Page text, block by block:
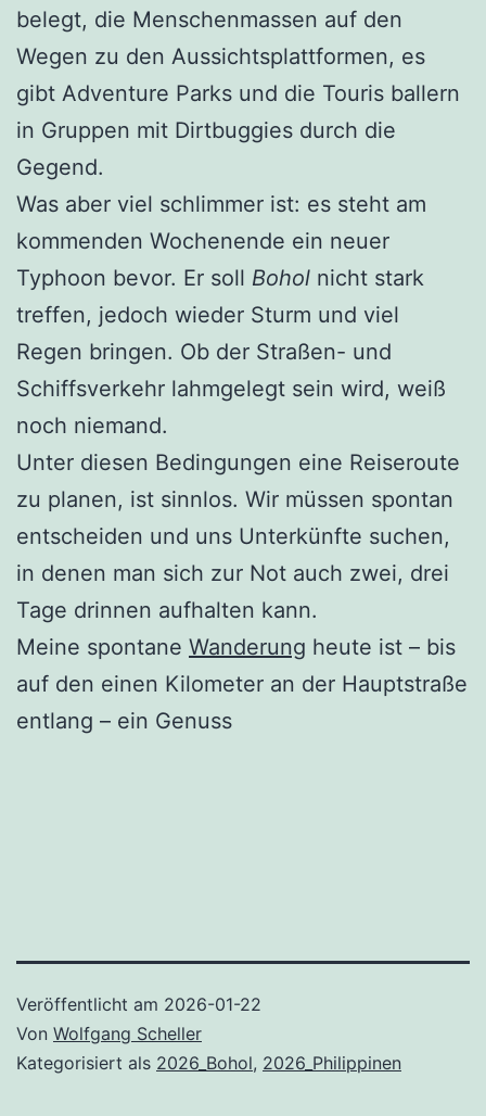
belegt, die Menschenmassen auf den
Wegen zu den Aussichtsplattformen, es
gibt Adventure Parks und die Touris ballern
in Gruppen mit Dirtbuggies durch die
Gegend.
Was aber viel schlimmer ist: es steht am
kommenden Wochenende ein neuer
Typhoon bevor. Er soll Bohol nicht stark
treffen, jedoch wieder Sturm und viel
Regen bringen. Ob der Straßen- und
Schiffsverkehr lahmgelegt sein wird, weiß
noch niemand.
Unter diesen Bedingungen eine Reiseroute
zu planen, ist sinnlos. Wir müssen spontan
entscheiden und uns Unterkünfte suchen,
in denen man sich zur Not auch zwei, drei
Tage drinnen aufhalten kann.
Meine spontane Wanderung heute ist – bis
auf den einen Kilometer an der Hauptstraße
entlang – ein Genuss
Veröffentlicht am 2026-01-22
Von Wolfgang Scheller
Kategorisiert als 2026_Bohol, 2026_Philippinen